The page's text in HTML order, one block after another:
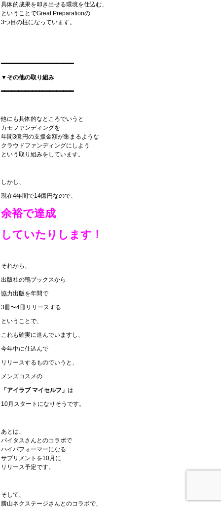
具体的成果を叩き出せる環境を仕込む、
ということでGreat Preparationの
3つ目の柱になっています。
━━━━━━━━━━━━━━━━━━━━━
▼その他の取り組み
━━━━━━━━━━━━━━━━━━━━━
他にも具体的なところでいうと
カモファンディングを
年間3億円の支援金額が集まるような
クラウドファンディングにしよう
という取り組みをしています。
しかし、
現在4年間で14億円なので、
余裕で達成
していたりします！
それから、
出版社の鴨ブックスから
協力出版を年間で
3冊〜4冊リリースする
ということで、
これも確実に進んでいますし、
今年中に仕込んで
リリースするものでいうと、
メンズコスメの
「アイラブ マイセルフ」 は
10月スタートになりそうです。
あとは、
バイタスさんとのコラボで
ハイパフォーマーになる
サプリメントを10月に
リリース予定です。
そして、
勝山ネクステージさんとのコラボで、